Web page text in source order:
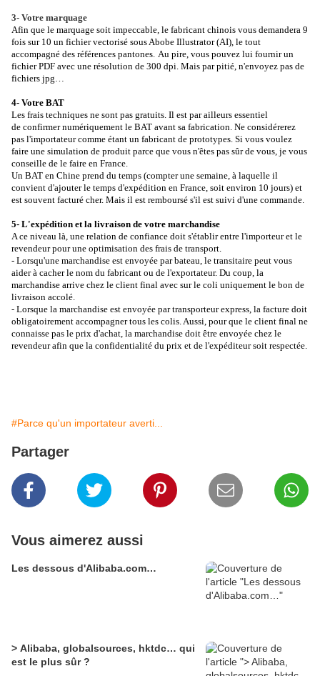
3- Votre marquage
Afin que le marquage soit impeccable, le fabricant chinois vous demandera 9
fois sur 10 un fichier vectorisé sous Abobe Illustrator (AI), le tout
accompagné des références pantones. Au pire, vous pouvez lui fournir un
fichier PDF avec une résolution de 300 dpi. Mais par pitié, n'envoyez pas de
fichiers jpg…
4- Votre BAT
Les frais techniques ne sont pas gratuits. Il est par ailleurs essentiel
de confirmer numériquement le BAT avant sa fabrication. Ne considérerez
pas l'importateur comme étant un fabricant de prototypes. Si vous voulez
faire une simulation de produit parce que vous n'êtes pas sûr de vous, je vous
conseille de le faire en France.
Un BAT en Chine prend du temps (compter une semaine, à laquelle il
convient d'ajouter le temps d'expédition en France, soit environ 10 jours) et
est souvent facturé cher. Mais il est remboursé s'il est suivi d'une commande.
5- L'expédition et la livraison de votre marchandise
A ce niveau là, une relation de confiance doit s'établir entre l'importeur et le
revendeur pour une optimisation des frais de transport.
- Lorsqu'une marchandise est envoyée par bateau, le transitaire peut vous
aider à cacher le nom du fabricant ou de l'exportateur. Du coup, la
marchandise arrive chez le client final avec sur le coli uniquement le bon de
livraison accolé.
- Lorsque la marchandise est envoyée par transporteur express, la facture doit
obligatoirement accompagner tous les colis. Aussi, pour que le client final ne
connaisse pas le prix d'achat, la marchandise doit être envoyée chez le
revendeur afin que la confidentialité du prix et de l'expéditeur soit respectée.
#Parce qu'un importateur averti...
Partager
Vous aimerez aussi
Les dessous d'Alibaba.com…
> Alibaba, globalsources, hktdc… qui
est le plus sûr ?